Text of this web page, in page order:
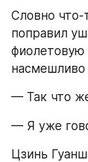
Словно что-
поправил
фиолетовую
насмешливо
— Так что
— Я уже
Цзинь